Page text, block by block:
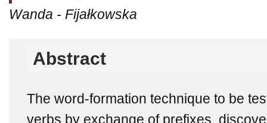
Wanda - Fijałkowska
Abstract
The word-formation technique to be
verbs by exchange of prefixes,